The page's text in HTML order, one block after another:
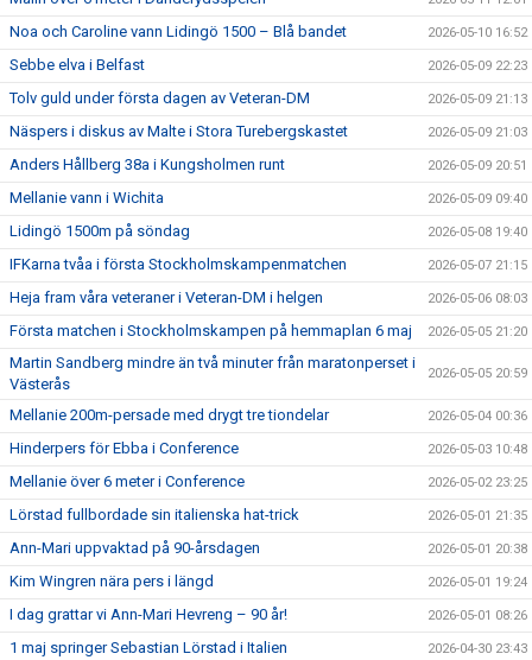
Noa och Caroline vann Lidingö 1500 – Blå bandet 2026-05-10 16:52
Sebbe elva i Belfast 2026-05-09 22:23
Tolv guld under första dagen av Veteran-DM 2026-05-09 21:13
Näspers i diskus av Malte i Stora Turebergskastet 2026-05-09 21:03
Anders Hållberg 38a i Kungsholmen runt 2026-05-09 20:51
Mellanie vann i Wichita 2026-05-09 09:40
Lidingö 1500m på söndag 2026-05-08 19:40
IFKarna tvåa i första Stockholmskampenmatchen 2026-05-07 21:15
Heja fram våra veteraner i Veteran-DM i helgen 2026-05-06 08:03
Första matchen i Stockholmskampen på hemmaplan 6 maj 2026-05-05 21:20
Martin Sandberg mindre än två minuter från maratonperset i
Västerås
2026-05-05 20:59
Mellanie 200m-persade med drygt tre tiondelar 2026-05-04 00:36
Hinderpers för Ebba i Conference 2026-05-03 10:48
Mellanie över 6 meter i Conference 2026-05-02 23:25
Lörstad fullbordade sin italienska hat-trick 2026-05-01 21:35
Ann-Mari uppvaktad på 90-årsdagen 2026-05-01 20:38
Kim Wingren nära pers i längd 2026-05-01 19:24
I dag grattar vi Ann-Mari Hevreng – 90 år! 2026-05-01 08:26
1 maj springer Sebastian Lörstad i Italien 2026-04-30 23:43